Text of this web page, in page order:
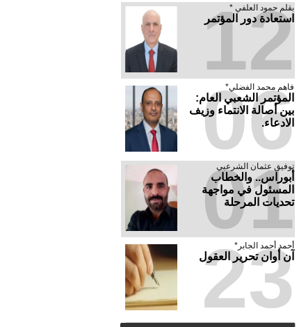
بقلم حمود العلفي *
استعادة دور المؤتمر
12
فاهم محمد الفضلي*
المؤتمر الشعبي العام:
بين أصالة الانتماء وزيف
الادعاء.
06
توفيق عثمان الشرعبي
أبوراس.. والخطاب
المسئول في مواجهة
تحديات المرحلة
01
أحمد أحمد الجابر*
آن أوان تحرير العقول
23